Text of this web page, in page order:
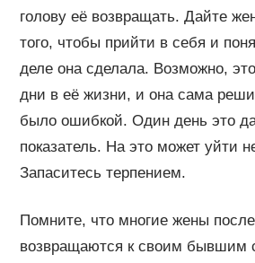
голову её возвращать. Дайте
того, чтобы прийти в себя и
деле она сделала. Возможно,
дни в её жизни, и она сама
было ошибкой. Один день это
показатель. На это может уйти
Запаситесь терпением.
Помните, что многие жены
возвращаются к своим бывшим